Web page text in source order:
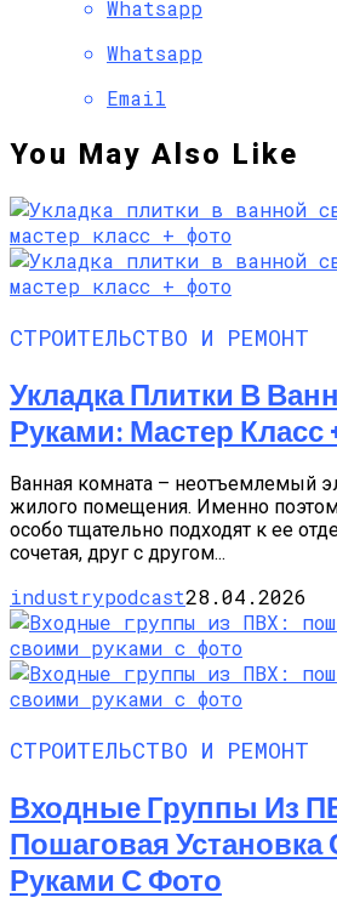
Whatsapp
Whatsapp
Email
You May Also Like
СТРОИТЕЛЬСТВО И РЕМОНТ
Укладка Плитки В
Руками: Мастер Класс
Ванная комната – неотъемлемый
жилого помещения. Именно
особо тщательно подходят к ее
сочетая, друг с другом...
industrypodcast28.04.2026
СТРОИТЕЛЬСТВО И РЕМОНТ
Входные Группы Из
Пошаговая
Руками С Фото